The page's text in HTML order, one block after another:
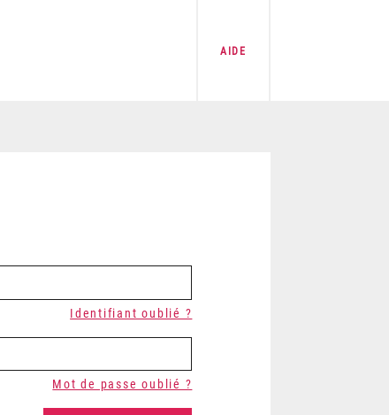
AIDE
Identifiant oublié ?
Mot de passe oublié ?